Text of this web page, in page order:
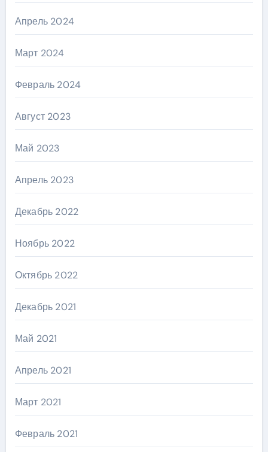
Апрель 2024
Март 2024
Февраль 2024
Август 2023
Май 2023
Апрель 2023
Декабрь 2022
Ноябрь 2022
Октябрь 2022
Декабрь 2021
Май 2021
Апрель 2021
Март 2021
Февраль 2021